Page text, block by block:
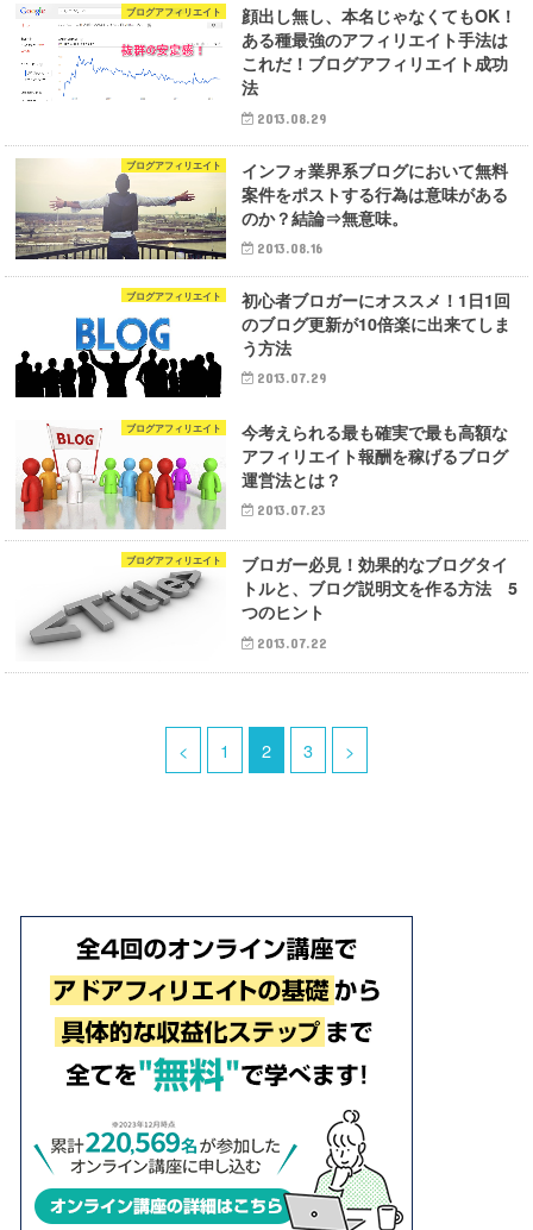
ブログアフィリエイト
顔出し無し、本名じゃなくてもOK！
ある種最強のアフィリエイト手法は
これだ！ブログアフィリエイト成功
法
2013.08.29
ブログアフィリエイト
インフォ業界系ブログにおいて無料
案件をポストする行為は意味がある
のか？結論⇒無意味。
2013.08.16
ブログアフィリエイト
初心者ブロガーにオススメ！1日1回
のブログ更新が10倍楽に出来てしま
う方法
2013.07.29
ブログアフィリエイト
今考えられる最も確実で最も高額な
アフィリエイト報酬を稼げるブログ
運営法とは？
2013.07.23
ブログアフィリエイト
ブロガー必見！効果的なブログタイ
トルと、ブログ説明文を作る方法 5
つのヒント
2013.07.22
< 1 2 3 >